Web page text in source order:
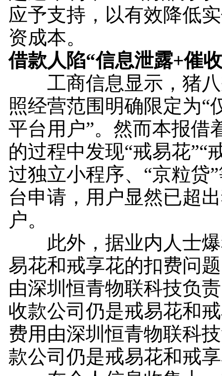
应予支持，以有效降低
资成本。
借款人陷“信息泄露+催
工商信息显示，猪八
照经营范围明确限定为“
平台用户”。然而本报借
的过程中发现“戒易花”“
过独立小程序、“京粒贷
台申请，用户显然已超
户。
此外，据业内人士爆
易花和戒享花的扣费问
由深圳恒青物联科技负
收款公司仍是戒易花和
费用由深圳恒青物联科
款公司仍是戒易花和戒